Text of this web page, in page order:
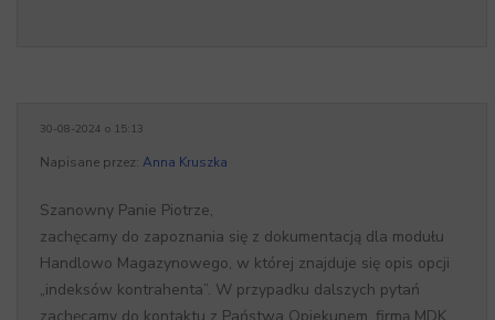
30-08-2024 o 15:13
Napisane przez: Anna Kruszka
Szanowny Panie Piotrze,
zachęcamy do zapoznania się z dokumentacją dla modułu
Handlowo Magazynowego, w której znajduje się opis opcji
„indeksów kontrahenta”. W przypadku dalszych pytań